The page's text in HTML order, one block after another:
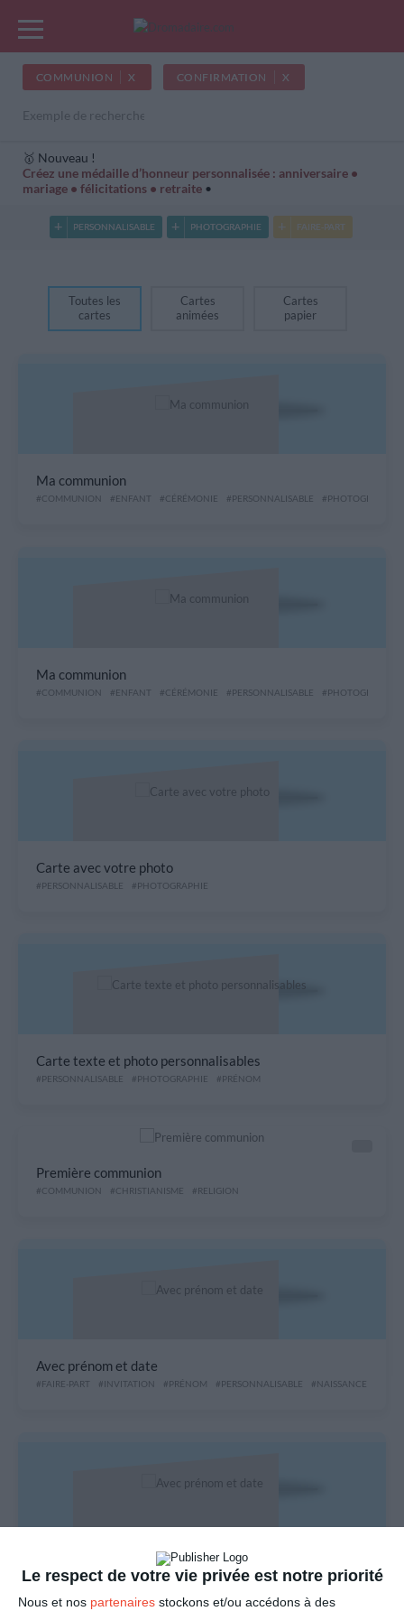
Le respect de votre vie privée est notre priorité
Nous et nos partenaires stockons et/ou accédons à des
COMMUNION CONFIRMATION
🥇 Nouveau !
Créez une médaille d’honneur personnalisée : anniversaire •
mariage • félicitations • retraite •
Cartes Hiver
PERSONNALISABLE PHOTOGRAPHIE FAIRE-PART
Toutes les
cartes
Cartes
animées
Cartes
papier
Ma communion
#COMMUNION #ENFANT #CÉRÉMONIE #PERSONNALISABLE #PHOTOGRAPHIE
Ma communion
#COMMUNION #ENFANT #CÉRÉMONIE #PERSONNALISABLE #PHOTOGRAPHIE
Carte avec votre photo
#PERSONNALISABLE #PHOTOGRAPHIE
Carte texte et photo personnalisables
#PERSONNALISABLE #PHOTOGRAPHIE #PRÉNOM
Première communion
#COMMUNION #CHRISTIANISME #RELIGION
Avec prénom et date
#FAIRE-PART #INVITATION #PRÉNOM #PERSONNALISABLE #NAISSANCE
#FAIRE-PART #INVITATION #PRÉNOM #PERSONNALISABLE